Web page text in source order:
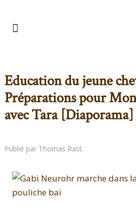
Education du jeune
Préparations pour
avec Tara [Diaporama]
Publié par Thomas Rast.